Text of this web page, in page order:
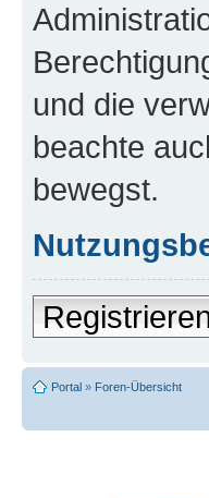
und die
beachte
bewegst.
Portal » Foren-Übersicht